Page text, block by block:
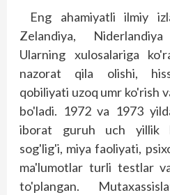
Eng ahamiyatli ilmiy
Zelandiya,
Ularning xulosalariga
nazorat qila olishi,
qobiliyati uzoq umr ko'rish
bo'ladi. 1972 va 1973
iborat guruh uch yillik
sog'lig'i, miya faoliyati,
ma'lumotlar turli testlar
to'plangan.